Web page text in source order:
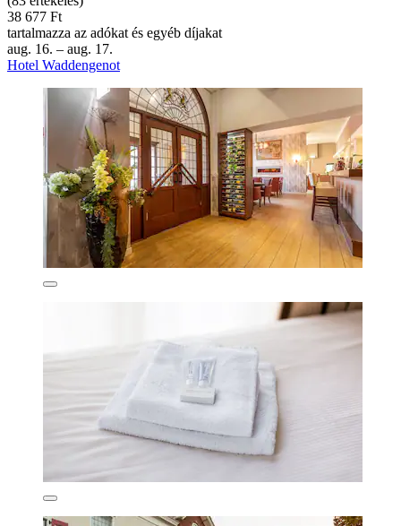
38 677 Ft
tartalmazza az adókat és egyéb díjakat
aug. 16. – aug. 17.
Hotel Waddengenot